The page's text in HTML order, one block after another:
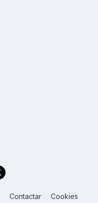
Contactar Cookies